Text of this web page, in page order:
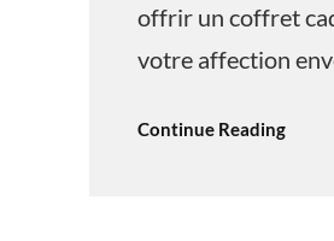
offrir un coffret
votre affection
Continue Reading